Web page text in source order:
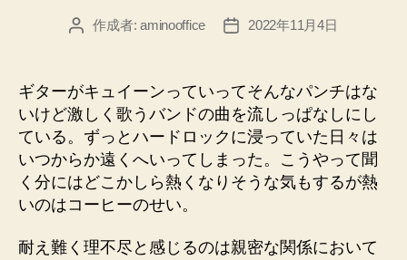
投
作成者:aminooffice
投
2022年11月4日
ギターがキュイーンっていってそんなパンチはな
いけど激しく歌うバンドの曲を流しっぱなしにし
ている。ずっとハードロックに浸っていた日々は
いつからか遠くへいってしまった。こうやって聞
く分にはどこかしら熱くなりそうな気もするが熱
いのはコーヒーのせい。
耐え難く理不尽と感じるのは親密な関係において